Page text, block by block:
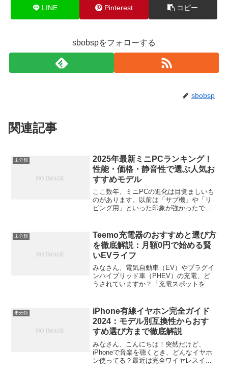
LINE Pinterest コピー
sbobspをフォローする
sbobsp
関連記事
未分類
2025年最新ミニPCランキング！
性能・価格・静音性で選ぶ人気お
すすめモデル
ここ数年、ミニPCの進化は目覚ましいも
のがあります。以前は「サブ機」や「リ
ビング用」といった印象が強かったです
記事では、2025年に注目されているミニ
PCを、性能・価格...
未分類
Teemo充電器のおすすめと選び方
を徹底解説：月額0円で始める賢
いEVライフ
みなさん、電気自動車（EV）やプラグイ
ンハイブリッド車（PHEV）の充電、ど
うされていますか？「充電スポットを探
かるのが気になる」――そんな悩みを抱
えている方にこそ知っ...
未分類
iPhone有線イヤホン完全ガイド
2024：モデル別互換性からおす
すめ選び方まで徹底解説
みなさん、こんにちは！突然だけど、
iPhoneで音楽を聴くとき、どんなイヤホ
ン使ってる？最近は完全ワイヤレスイヤ